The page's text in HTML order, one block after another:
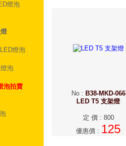
燈泡
燈泡
泡
泡拍賣
No: B38-MKD-066
LED T5 支架燈
定 價: 800
優惠價 : 125